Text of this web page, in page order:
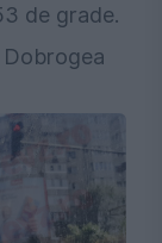
de grade.